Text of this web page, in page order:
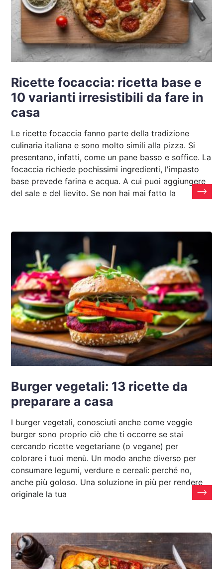
Ricette focaccia: ricetta base e
10 varianti irresistibili da fare in
casa
Le ricette focaccia fanno parte della tradizione
culinaria italiana e sono molto simili alla pizza. Si
presentano, infatti, come un pane basso e soffice. La
focaccia richiede pochissimi ingredienti, l'impasto
base prevede farina e acqua. A cui puoi aggiungere
del sale e del lievito. Se non hai mai fatto la
Burger vegetali: 13 ricette da
preparare a casa
I burger vegetali, conosciuti anche come veggie
burger sono proprio ciò che ti occorre se stai
cercando ricette vegetariane (o vegane) per
colorare i tuoi menù. Un modo anche diverso per
consumare legumi, verdure e cereali: perché no,
anche più goloso. Una soluzione in più per rendere
originale la tua